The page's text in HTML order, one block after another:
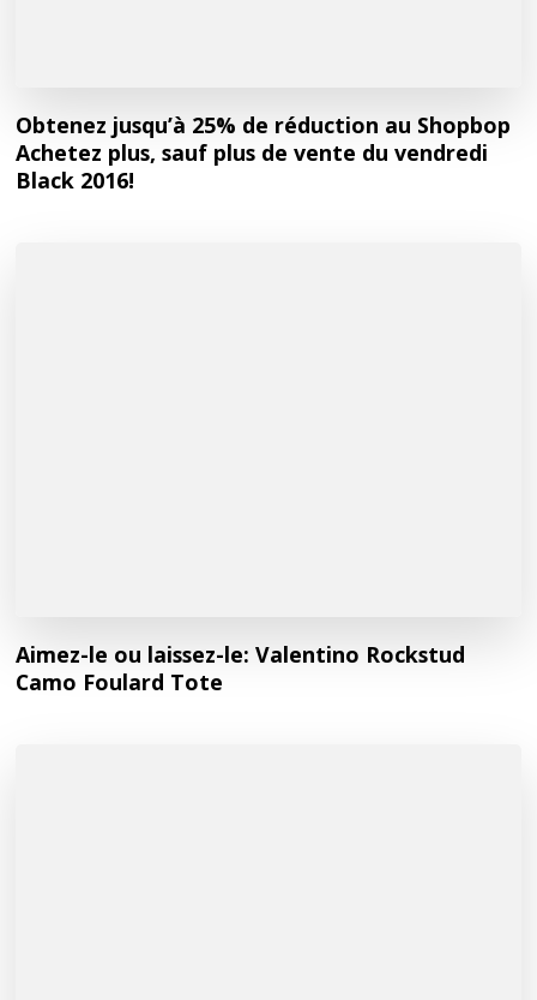
Obtenez jusqu’à 25% de réduction au Shopbop
Achetez plus, sauf plus de vente du vendredi
Black 2016!
Aimez-le ou laissez-le: Valentino Rockstud
Camo Foulard Tote